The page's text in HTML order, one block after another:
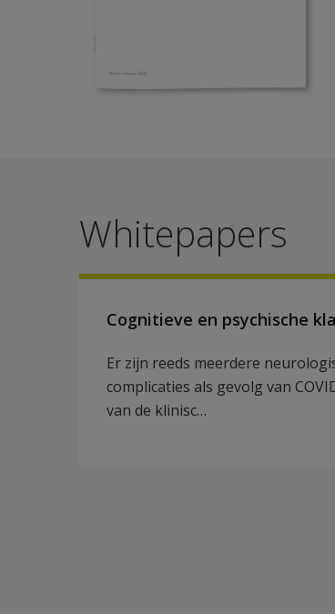
Whitepapers
Cognitieve en psychische
Er zijn reeds meerdere
complicaties als gevolg van
van de klinisc…